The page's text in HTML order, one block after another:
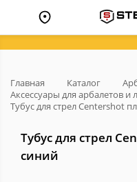
Главная Каталог
Аксессуары для арбалетов и
Тубус для стрел Centershot
Тубус для стрел
синий